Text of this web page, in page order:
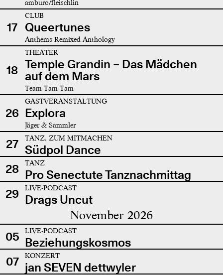
amburo/fleischlin
17
CLUB
Queertunes
Anthems Remixed Anthology
18
THEATER
Temple Grandin – Das Mädchen
auf dem Mars
Team Tam Tam
26
GASTVERANSTALTUNG
Explora
Jäger & Sammler
27 TANZ, ZUM MITMACHEN
Südpol Dance
28
TANZ
Pro Senectute Tanznachmittag
29
LIVE-PODCAST
Drags Uncut
November 2026
05 LIVE-PODCAST
Beziehungskosmos
07
KONZERT
jan SEVEN dettwyler